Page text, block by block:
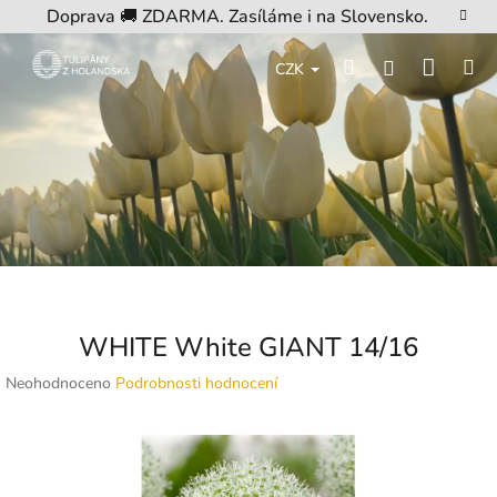
na
obsah
Doprava 🚚 ZDARMA. Zasíláme i na Slovensko.
CZK HledatPřihlášení
košík
WHITE White GIANT 14/16
Průměrné
Neohodnoceno Podrobnosti hodnocení